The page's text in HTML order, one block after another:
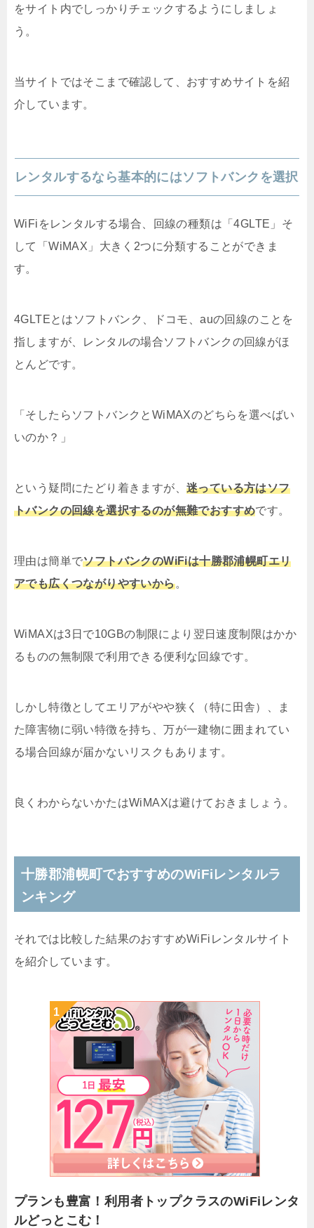
をサイト内でしっかりチェックするようにしましょ
う。
当サイトではそこまで確認して、おすすめサイトを紹
介しています。
レンタルするなら基本的にはソフトバンクを選択
WiFiをレンタルする場合、回線の種類は「4GLTE」そ
して「WiMAX」大きく2つに分類することができま
す。
4GLTEとはソフトバンク、ドコモ、auの回線のことを
指しますが、レンタルの場合ソフトバンクの回線がほ
とんどです。
「そしたらソフトバンクとWiMAXのどちらを選べばい
いのか？」
という疑問にたどり着きますが、 迷っている方はソフ
トバンクの回線を選択するのが無難でおすすめです。
理由は簡単でソフトバンクのWiFiは十勝郡浦幌町エリ
アでも広くつながりやすいから。
WiMAXは3日で10GBの制限により翌日速度制限はかか
るものの無制限で利用できる便利な回線です。
しかし特徴としてエリアがやや狭く（特に田舎）、ま
た障害物に弱い特徴を持ち、万が一建物に囲まれてい
る場合回線が届かないリスクもあります。
良くわからないかたはWiMAXは避けておきましょう。
十勝郡浦幌町でおすすめのWiFiレンタルラ
ンキング
それでは比較した結果のおすすめWiFiレンタルサイト
を紹介しています。
プランも豊富！利用者トップクラスのWiFiレンタ
ルどっとこむ！